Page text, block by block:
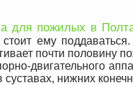
для пожилых в
ему
почти половину
двигательного
нижних